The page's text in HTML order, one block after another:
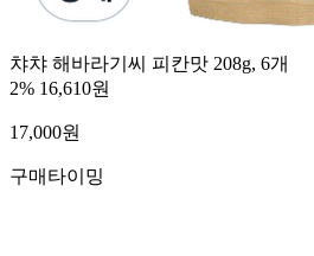
챠챠 해바라기씨 피칸맛 208g, 6개
2% 16,610원
17,000원
구매타이밍